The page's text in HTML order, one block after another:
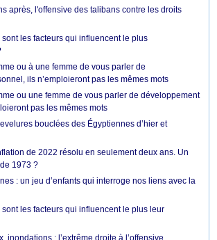
après, l'offensive des talibans contre les droits
sont les facteurs qui influencent le plus
ou à une femme de vous parler de
ils n’emploieront pas les mêmes mots
ou une femme de vous parler de développement
pas les mêmes mots
bouclées des Égyptiennes d’hier et
de 2022 résolu en seulement deux ans. Un
1973 ?
: un jeu d’enfants qui interroge nos liens avec la
sont les facteurs qui influencent le plus leur
inondations : l’extrême droite à l’offensive